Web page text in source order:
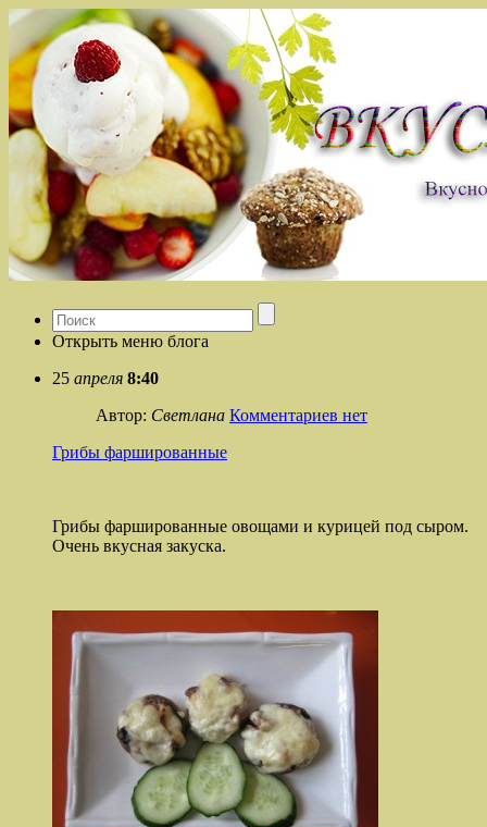
Открыть меню блога
25 апреля 8:40
Автор: Светлана Комментариев нет
Грибы фаршированные
Грибы фаршированные овощами и курицей под сыром.
Очень вкусная закуска.